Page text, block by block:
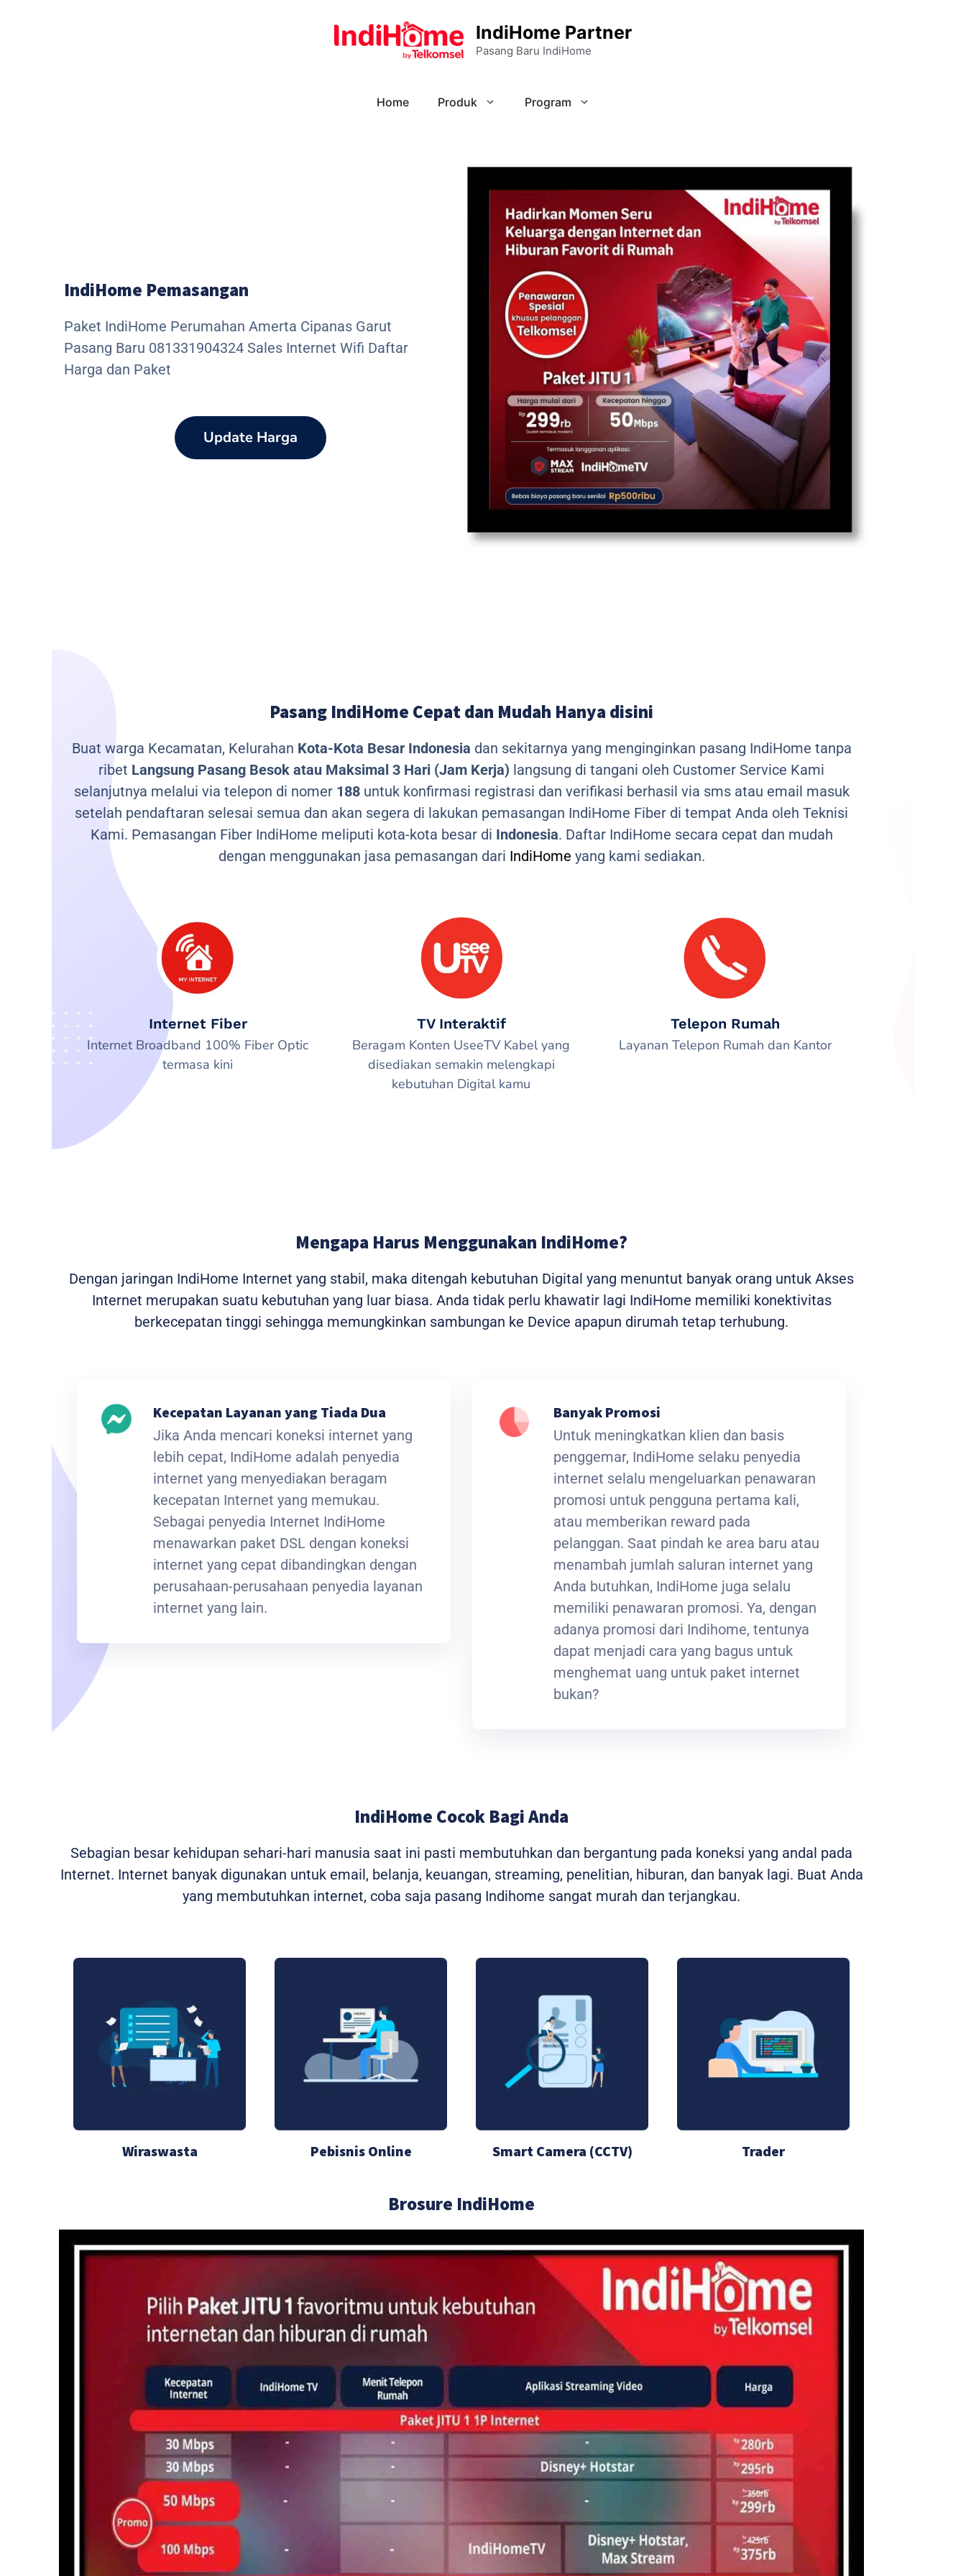
IndiHome Partner
Pasang Baru IndiHome
Home Produk Program
IndiHome Pemasangan
Paket IndiHome Perumahan Amerta Cipanas Garut
Pasang Baru 081331904324 Sales Internet Wifi Daftar
Harga dan Paket
Update Harga
Pasang IndiHome Cepat dan Mudah Hanya disini
Buat warga Kecamatan, Kelurahan Kota-Kota Besar Indonesia dan sekitarnya yang menginginkan pasang IndiHome tanpa
ribet Langsung Pasang Besok atau Maksimal 3 Hari (Jam Kerja) langsung di tangani oleh Customer Service Kami
selanjutnya melalui via telepon di nomer 188 untuk konfirmasi registrasi dan verifikasi berhasil via sms atau email masuk
setelah pendaftaran selesai semua dan akan segera di lakukan pemasangan IndiHome Fiber di tempat Anda oleh Teknisi
Kami. Pemasangan Fiber IndiHome meliputi kota-kota besar di Indonesia. Daftar IndiHome secara cepat dan mudah
dengan menggunakan jasa pemasangan dari IndiHome yang kami sediakan.
Internet Fiber
Internet Broadband 100% Fiber Optic
termasa kini
TV Interaktif
Beragam Konten UseeTV Kabel yang
disediakan semakin melengkapi
kebutuhan Digital kamu
Telepon Rumah
Layanan Telepon Rumah dan Kantor
Mengapa Harus Menggunakan IndiHome?
Dengan jaringan IndiHome Internet yang stabil, maka ditengah kebutuhan Digital yang menuntut banyak orang untuk Akses
Internet merupakan suatu kebutuhan yang luar biasa. Anda tidak perlu khawatir lagi IndiHome memiliki konektivitas
berkecepatan tinggi sehingga memungkinkan sambungan ke Device apapun dirumah tetap terhubung.
Kecepatan Layanan yang Tiada Dua
Jika Anda mencari koneksi internet yang
lebih cepat, IndiHome adalah penyedia
internet yang menyediakan beragam
kecepatan Internet yang memukau.
Sebagai penyedia Internet IndiHome
menawarkan paket DSL dengan koneksi
internet yang cepat dibandingkan dengan
perusahaan-perusahaan penyedia layanan
internet yang lain.
Banyak Promosi
Untuk meningkatkan klien dan basis
penggemar, IndiHome selaku penyedia
internet selalu mengeluarkan penawaran
promosi untuk pengguna pertama kali,
atau memberikan reward pada
pelanggan. Saat pindah ke area baru atau
menambah jumlah saluran internet yang
Anda butuhkan, IndiHome juga selalu
memiliki penawaran promosi. Ya, dengan
adanya promosi dari Indihome, tentunya
dapat menjadi cara yang bagus untuk
menghemat uang untuk paket internet
bukan?
IndiHome Cocok Bagi Anda
Sebagian besar kehidupan sehari-hari manusia saat ini pasti membutuhkan dan bergantung pada koneksi yang andal pada
Internet. Internet banyak digunakan untuk email, belanja, keuangan, streaming, penelitian, hiburan, dan banyak lagi. Buat Anda
yang membutuhkan internet, coba saja pasang Indihome sangat murah dan terjangkau.
Wiraswasta Pebisnis Online Smart Camera (CCTV) Trader
Brosure IndiHome